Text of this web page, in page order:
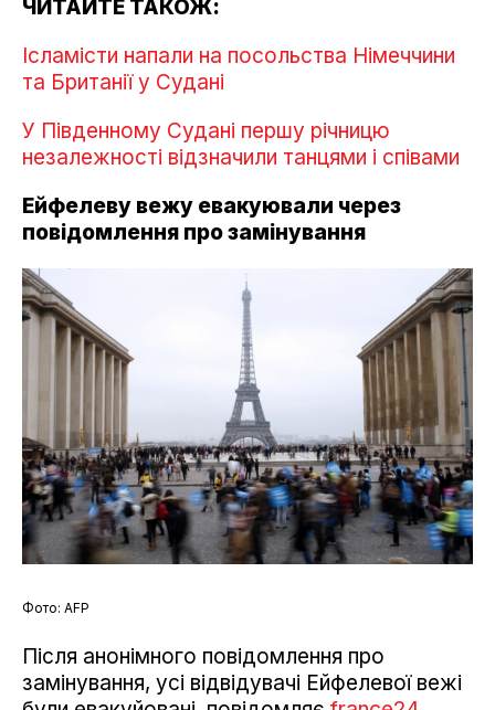
ЧИТАЙТЕ ТАКОЖ:
Ісламісти напали на посольства Німеччини
та Британії у Судані
У Південному Судані першу річницю
незалежності відзначили танцями і співами
Ейфелеву вежу евакуювали через
повідомлення про замінування
Фото: АFP
Після анонімного повідомлення про
замінування, усі відвідувачі Ейфелевої вежі